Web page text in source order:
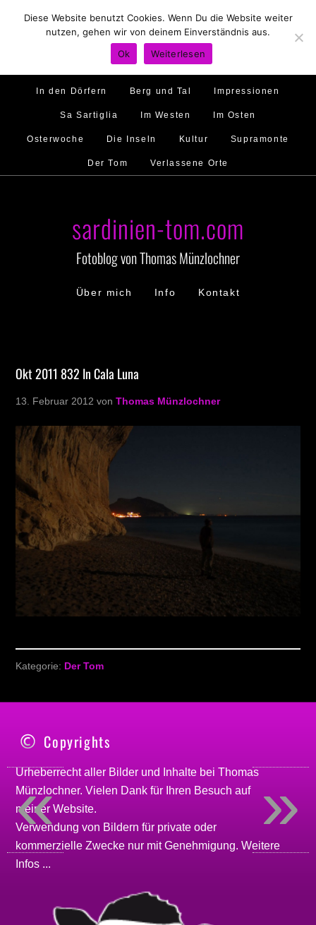
Hirtenland Traumstrände Feste feiern
Golfo di Orosei Im Norden
Murales Ambiente
In den Dörfern Berg und Tal Impressionen
Sa Sartiglia Im Westen Im Osten
Osterwoche Die Inseln Kultur Supramonte
Der Tom Verlassene Orte
sardinien-tom.com
Fotoblog von Thomas Münzlochner
Über mich Info Kontakt
Okt 2011 832 In Cala Luna
13. Februar 2012 vonThomas Münzlochner
Kategorie: Der Tom
Copyrights
Urheberrecht aller Bilder und Inhalte beiThomas
Münzlochner. Vielen Dank für Ihren Besuch auf
meinerWebsite.
Verwendung von Bildern für private oder
kommerzielle Zwecke nur mit Genehmigung.Weitere
Infos ...
»
«
Diese Website benutzt Cookies. Wenn Du die Website weiter
nutzen, gehen wir von deinem Einverständnis aus.
Ok
Weiterlesen